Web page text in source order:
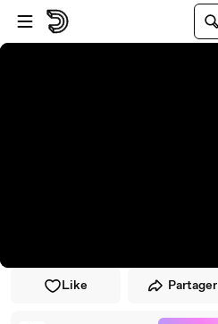
Passer au player
Passer au contenu principal
Like Partager